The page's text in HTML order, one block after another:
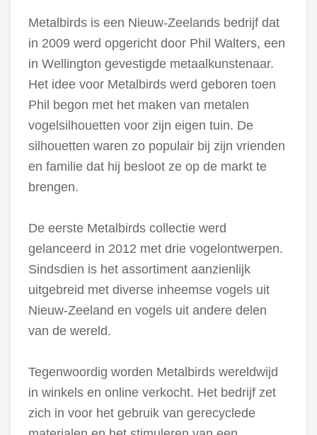
Metalbirds is een Nieuw-Zeelands bedrijf dat
in 2009 werd opgericht door Phil Walters, een
in Wellington gevestigde metaalkunstenaar.
Het idee voor Metalbirds werd geboren toen
Phil begon met het maken van metalen
vogelsilhouetten voor zijn eigen tuin. De
silhouetten waren zo populair bij zijn vrienden
en familie dat hij besloot ze op de markt te
brengen.
De eerste Metalbirds collectie werd
gelanceerd in 2012 met drie vogelontwerpen.
Sindsdien is het assortiment aanzienlijk
uitgebreid met diverse inheemse vogels uit
Nieuw-Zeeland en vogels uit andere delen
van de wereld.
Tegenwoordig worden Metalbirds wereldwijd
in winkels en online verkocht. Het bedrijf zet
zich in voor het gebruik van gerecyclede